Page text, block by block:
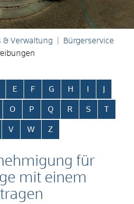
& Verwaltung
Bürgerservice
überspringen
E F G H
O P Q R S T
V W Z
für
mit einem